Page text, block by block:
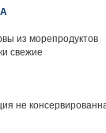
из морепродуктов
свежие
не